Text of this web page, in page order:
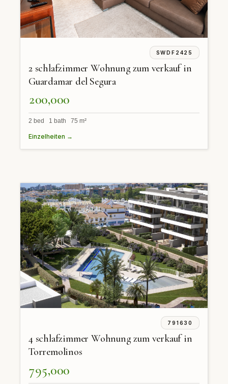
SWDF2425
2 schlafzimmer Wohnung zum verkauf in
Guardamar del Segura
200,000
2 bed 1 bath 75 m²
Einzelheiten →
791630
4 schlafzimmer Wohnung zum verkauf in
Torremolinos
795,000